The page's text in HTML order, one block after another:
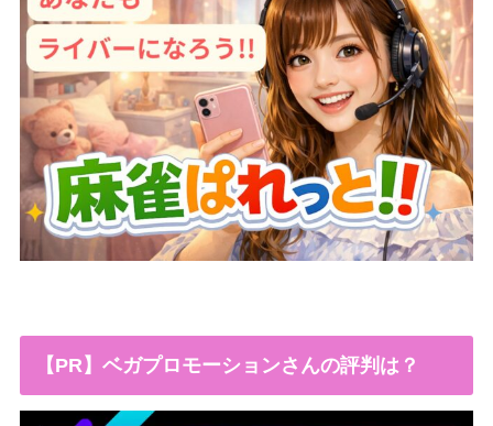
【PR】ベガプロモーションさんの評判は？